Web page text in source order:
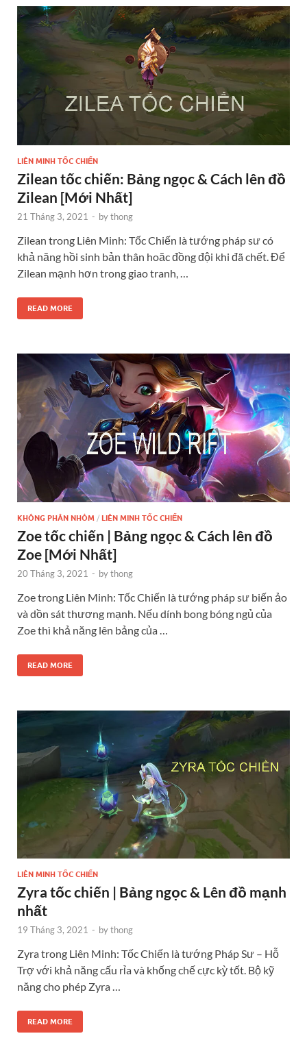
LIÊN MINH TỐC CHIẾN
Zilean tốc chiến: Bảng ngọc & Cách lên đồ
Zilean [Mới Nhất]
21 Tháng 3, 2021 - bythong
Zilean trong Liên Minh: Tốc Chiến là tướng pháp sư có
khả năng hồi sinh bản thân hoăc đồng đội khi đã chết. Để
Zilean mạnh hơn trong giao tranh, …
READ MORE
KHÔNG PHÂN NHÓM / LIÊN MINH TỐC CHIẾN
Zoe tốc chiến | Bảng ngọc & Cách lên đồ
Zoe [Mới Nhất]
20 Tháng 3, 2021 - bythong
Zoe trong Liên Minh: Tốc Chiến là tướng pháp sư biến ảo
và dồn sát thương mạnh. Nếu dính bong bóng ngủ của
Zoe thì khả năng lên bảng của …
READ MORE
LIÊN MINH TỐC CHIẾN
Zyra tốc chiến | Bảng ngọc & Lên đồ mạnh
nhất
19 Tháng 3, 2021 - bythong
Zyra trong Liên Minh: Tốc Chiến là tướng Pháp Sư – Hỗ
Trợ với khả năng cấu rỉa và khống chế cực kỳ tốt. Bộ kỹ
năng cho phép Zyra …
READ MORE